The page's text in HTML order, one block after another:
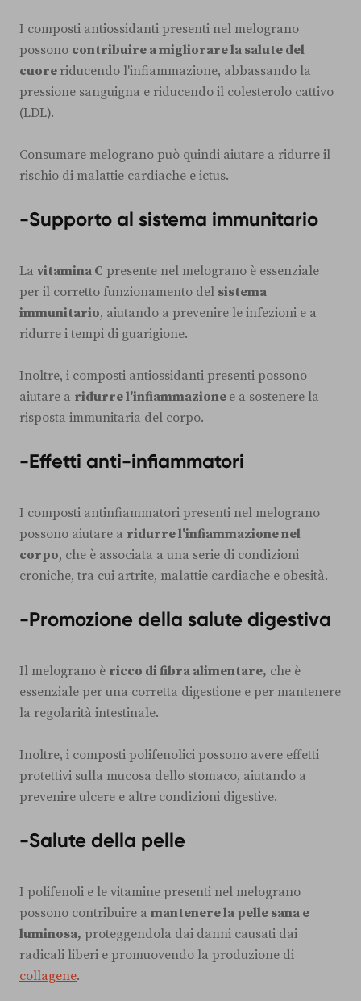
I composti antiossidanti presenti nel melograno
possono contribuire a migliorare la salute del
cuore riducendo l'infiammazione, abbassando la
pressione sanguigna e riducendo il colesterolo cattivo
(LDL).
Consumare melograno può quindi aiutare a ridurre il
rischio di malattie cardiache e ictus.
-Supporto al sistema immunitario
La vitamina C presente nel melograno è essenziale
per il corretto funzionamento del sistema
immunitario, aiutando a prevenire le infezioni e a
ridurre i tempi di guarigione.
Inoltre, i composti antiossidanti presenti possono
aiutare a ridurre l'infiammazione e a sostenere la
risposta immunitaria del corpo.
-Effetti anti-infiammatori
I composti antinfiammatori presenti nel melograno
possono aiutare a ridurre l'infiammazione nel
corpo, che è associata a una serie di condizioni
croniche, tra cui artrite, malattie cardiache e obesità.
-Promozione della salute digestiva
Il melograno è ricco di fibra alimentare, che è
essenziale per una corretta digestione e per mantenere
la regolarità intestinale.
Inoltre, i composti polifenolici possono avere effetti
protettivi sulla mucosa dello stomaco, aiutando a
prevenire ulcere e altre condizioni digestive.
-Salute della pelle
I polifenoli e le vitamine presenti nel melograno
possono contribuire a mantenere la pelle sana e
luminosa, proteggendola dai danni causati dai
radicali liberi e promuovendo la produzione di
collagene.